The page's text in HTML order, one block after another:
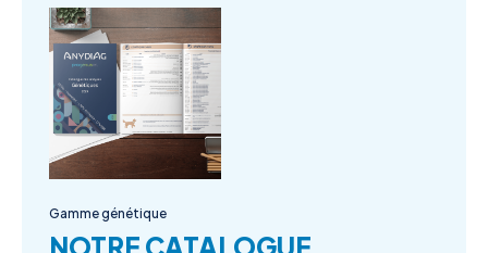
Gamme génétique
NOTRE CATALOGUE